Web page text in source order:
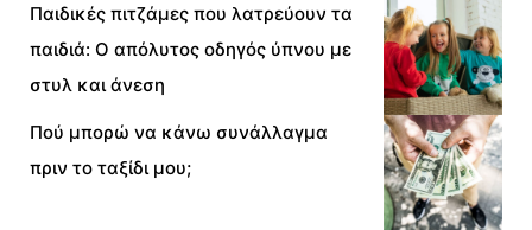
Παιδικές πιτζάμες που λατρεύουν τα
παιδιά: Ο απόλυτος οδηγός ύπνου με
στυλ και άνεση
Πού μπορώ να κάνω συνάλλαγμα
πριν το ταξίδι μου;